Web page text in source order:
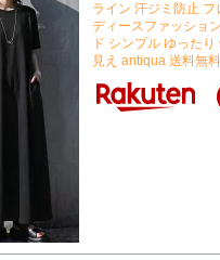
ライン 汗ジミ防止
ディースファッショ
ド シンプル ゆった
見え antiqua 送料無